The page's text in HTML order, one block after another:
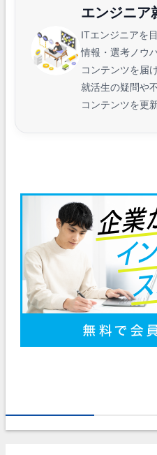
エンジニア
ITエンジニアを
情報・選考ノウ
コンテンツを届
就活生の疑問や
コンテンツを更